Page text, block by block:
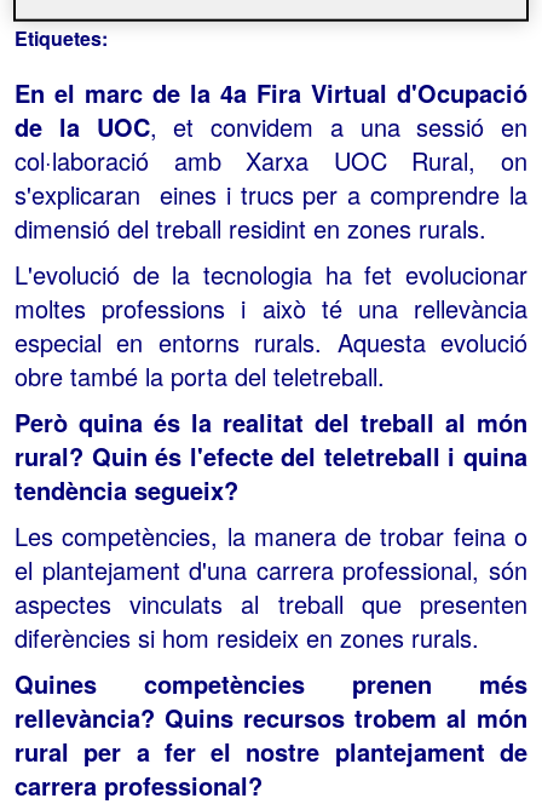
Etiquetes:
En el marc de la 4a Fira Virtual d'Ocupació
de la UOC, et convidem a una sessió en
col·laboració amb Xarxa UOC Rural, on
s'explicaran eines i trucs per a comprendre la
dimensió del treball residint en zones rurals.
L'evolució de la tecnologia ha fet evolucionar
moltes professions i això té una rellevància
especial en entorns rurals. Aquesta evolució
obre també la porta del teletreball.
Però quina és la realitat del treball al món
rural? Quin és l'efecte del teletreball i quina
tendència segueix?
Les competències, la manera de trobar feina o
el plantejament d'una carrera professional, són
aspectes vinculats al treball que presenten
diferències si hom resideix en zones rurals.
Quines competències prenen més
rellevància? Quins recursos trobem al món
rural per a fer el nostre plantejament de
carrera professional?